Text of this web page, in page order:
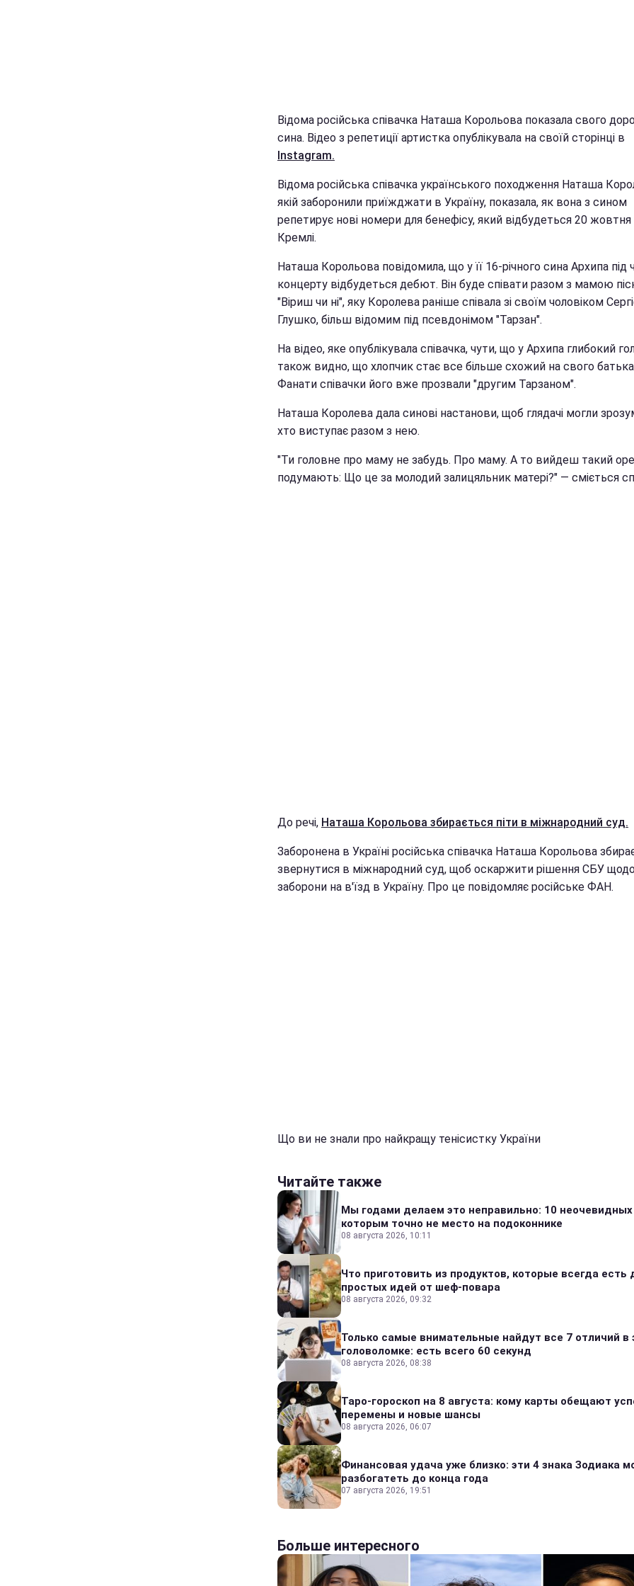
Відома російська співачка Наташа Корольова показала свого
сина. Відео з репетиції артистка опублікувала на своїй сторінці в
Instagram.
Відома російська співачка українського походження Наташа
якій заборонили приїжджати в Україну, показала, як вона з сином
репетирує нові номери для бенефісу, який відбудеться 20 жовтня
Кремлі.
Наташа Корольова повідомила, що у її 16-річного сина Архипа під
концерту відбудеться дебют. Він буде співати разом з мамою
"Віриш чи ні", яку Королева раніше співала зі своїм чоловіком
Глушко, більш відомим під псевдонімом "Тарзан".
На відео, яке опублікувала співачка, чути, що у Архипа глибокий
також видно, що хлопчик стає все більше схожий на свого
Фанати співачки його вже прозвали "другим Тарзаном".
Наташа Королева дала синові настанови, щоб глядачі могли
хто виступає разом з нею.
"Ти головне про маму не забудь. Про маму. А то вийдеш такий
подумають: Що це за молодий залицяльник матері?" — сміється
До речі, Наташа Корольова збирається піти в міжнародний суд.
Заборонена в Україні російська співачка Наташа Корольова
звернутися в міжнародний суд, щоб оскаржити рішення СБУ
заборони на в'їзд в Україну. Про це повідомляє російське ФАН.
Що ви не знали про найкращу тенісистку України
Читайте также
Мы годами делаем это неправильно: 10
которым точно не место на подоконнике
08 августа 2026, 10:11
Что приготовить из продуктов, которые всегда есть
простых идей от шеф-повара
08 августа 2026, 09:32
Только самые внимательные найдут все 7 отличий в
головоломке: есть всего 60 секунд
08 августа 2026, 08:38
Таро-гороскоп на 8 августа: кому карты обещают
перемены и новые шансы
08 августа 2026, 06:07
Финансовая удача уже близко: эти 4 знака Зодиака
разбогатеть до конца года
07 августа 2026, 19:51
Больше интересного